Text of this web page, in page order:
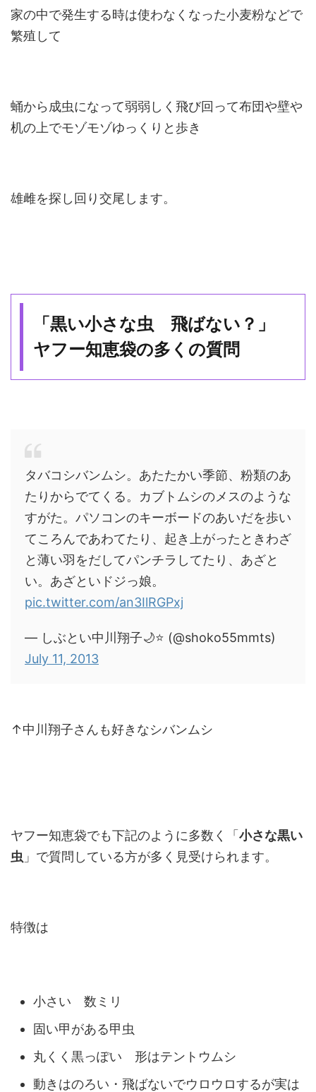
家の中で発生する時は使わなくなった小麦粉などで
繁殖して
蛹から成虫になって弱弱しく飛び回って布団や壁や
机の上でモゾモゾゆっくりと歩き
雄雌を探し回り交尾します。
「黒い小さな虫 飛ばない？」
ヤフー知恵袋の多くの質問
タバコシバンムシ。あたたかい季節、粉類のあ
たりからでてくる。カブトムシのメスのような
すがた。パソコンのキーボードのあいだを歩い
てころんであわてたり、起き上がったときわざ
と薄い羽をだしてパンチラしてたり、あざと
い。あざといドジっ娘。
pic.twitter.com/an3IlRGPxj
— しぶとい中川翔子🌙⭐️ (@shoko55mmts)
July 11, 2013
↑中川翔子さんも好きなシバンムシ
ヤフー知恵袋でも下記のように多数く「 小さな黒い
虫 」で質問している方が多く見受けられます。
特徴は
小さい 数ミリ
固い甲がある甲虫
丸くく黒っぽい 形はテントウムシ
動きはのろい・飛ばないでウロウロするが実は